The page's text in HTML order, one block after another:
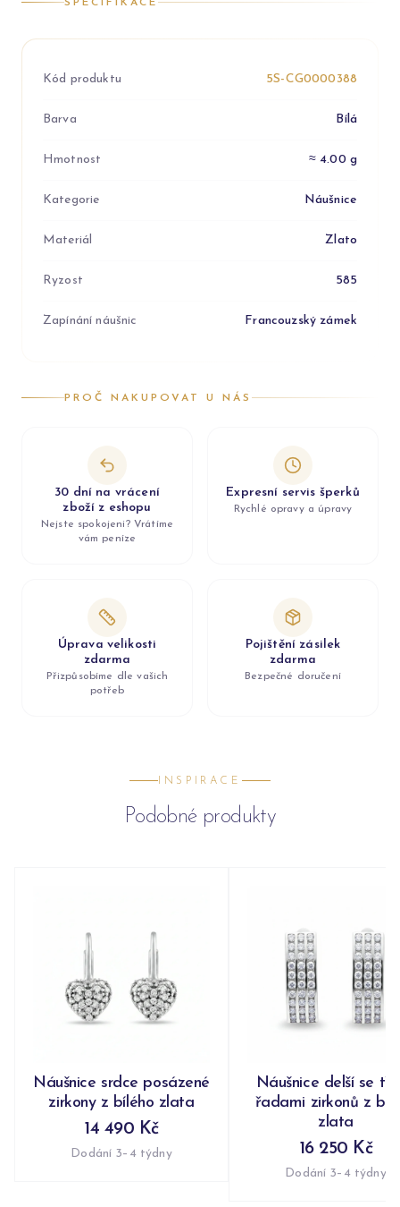
SPECIFIKACE
Kód produktu 5S-CG0000388
Barva Bílá
Hmotnost ≈ 4.00 g
Kategorie Náušnice
Materiál Zlato
Ryzost 585
Zapínání náušnic Francouzský zámek
PROČ NAKUPOVAT U NÁS
30 dní na vrácení
zboží z eshopu
Nejste spokojeni? Vrátíme
vám peníze
Expresní servis šperků
Rychlé opravy a úpravy
Úprava velikosti
zdarma
Přizpůsobíme dle vašich
potřeb
Pojištění zásilek
zdarma
Bezpečné doručení
INSPIRACE
Podobné produkty
Náušnice srdce posázené
zirkony z bílého zlata
14 490 Kč
Dodání 3–4 týdny
Náušnice delší se
řadami zirkonů z
zlata
16 250 Kč
Dodání 3–4 týdny